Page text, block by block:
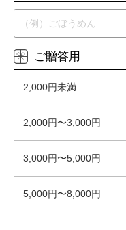
ご贈答用
2,000円未満
2,000円〜3,000円
3,000円〜5,000円
5,000円〜8,000円